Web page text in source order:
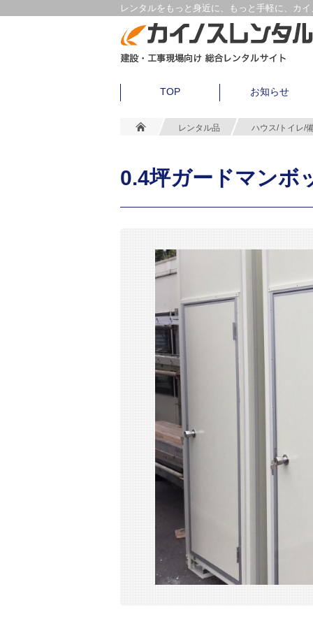
レンタルをもっと身近に、もっと手軽に、カ
TOP お知らせ
レンタル品 ハウス/トイレ/
0.4坪ガードマンボ